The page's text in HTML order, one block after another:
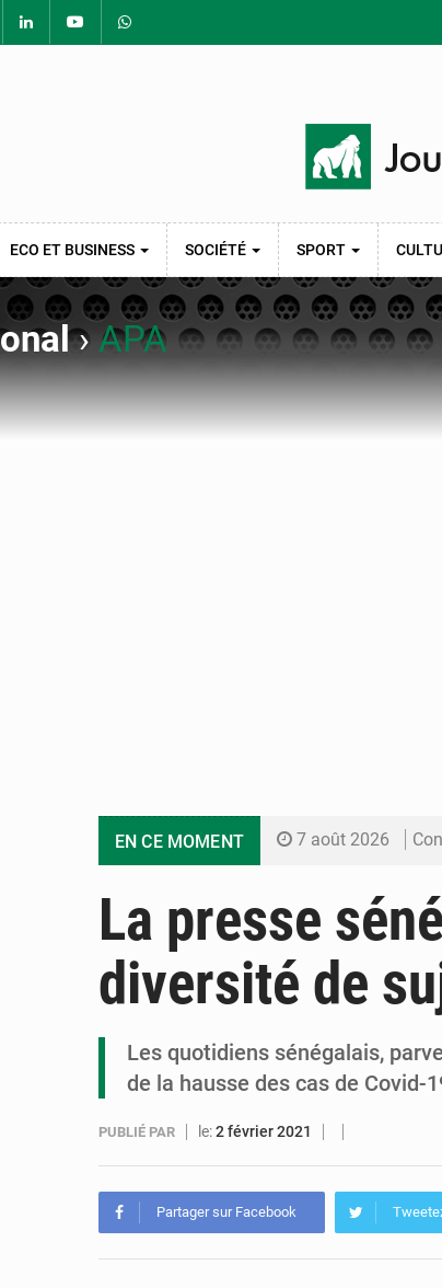
ECO ET BUSINESS SOCIÉTÉ SPORT
›APA
EN CE MOMENT 7 août 2026
7 août 2026
7 août 2026
La presse
diversité de
Les quotidiens sénégalais,
de la hausse des cas de Covid-
PUBLIÉ PAR le:2 février 2021
Partager sur Facebook